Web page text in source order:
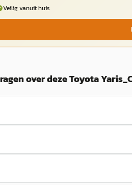
Veilig vanuit huis
over deze Toyota